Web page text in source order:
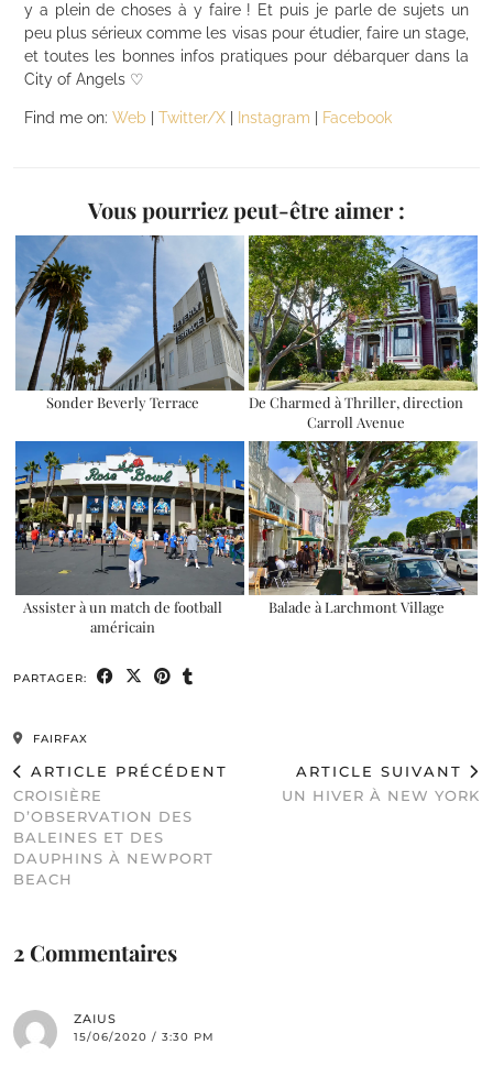
y a plein de choses à y faire ! Et puis je parle de sujets un
peu plus sérieux comme les visas pour étudier, faire un stage,
et toutes les bonnes infos pratiques pour débarquer dans la
City of Angels ♡
Find me on: Web Twitter/X Instagram Facebook
Vous pourriez peut-être aimer :
Sonder Beverly Terrace
De Charmed à Thriller, direction
Carroll Avenue
Assister à un match de football
américain
Balade à Larchmont Village
PARTAGER:
FAIRFAX
ARTICLE PRÉCÉDENT
CROISIÈRE
D’OBSERVATION DES
BALEINES ET DES
DAUPHINS À NEWPORT
BEACH
ARTICLE SUIVANT
UN HIVER À NEW YORK
2 Commentaires
ZAIUS
15/06/2020 / 3:30 PM